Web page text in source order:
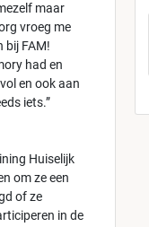
maar
vroeg me
bij FAM!
had en
en ook aan
iets.”
Huiselijk
om ze een
of ze
in de